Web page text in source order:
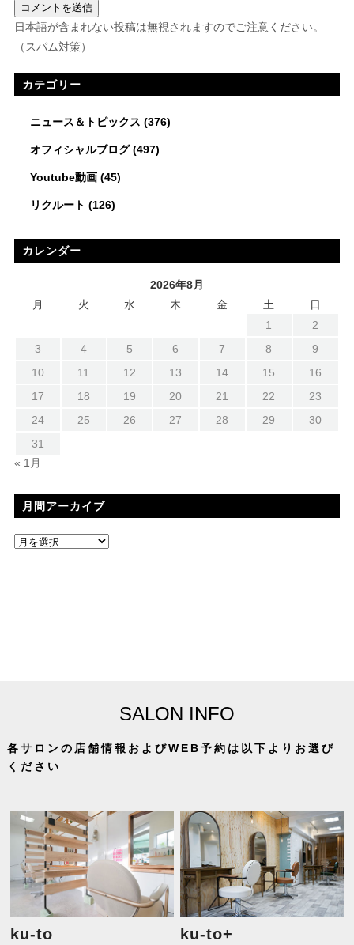
日本語が含まれない投稿は無視されますのでご注意ください。
（スパム対策）
カテゴリー
ニュース＆トピックス (376)
オフィシャルブログ(497)
Youtube動画(45)
リクルート (126)
カレンダー
2026年8月
月
火 水 木 金 土
日
1
2
3
4 5 6 7 8
9
10
11 12 13 14 15
16
17
18 19 20 21 22
23
24
25 26 27 28 29
30
31
« 1月
月間アーカイブ
SALON INFO
各サロンの店舗情報およびWEB予約は以下よりお選び
ください
ku-to ku-to+